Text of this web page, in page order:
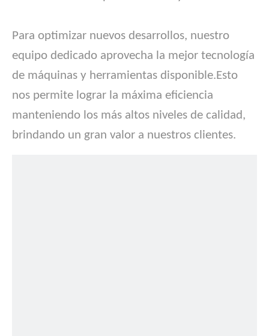
Para optimizar nuevos desarrollos, nuestro
equipo dedicado aprovecha la mejor tecnología
de máquinas y herramientas disponible.Esto
nos permite lograr la máxima eficiencia
manteniendo los más altos niveles de calidad,
brindando un gran valor a nuestros clientes.